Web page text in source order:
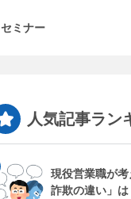
セミナー
人気記事ラン
現役営業職が
詐欺の違い」